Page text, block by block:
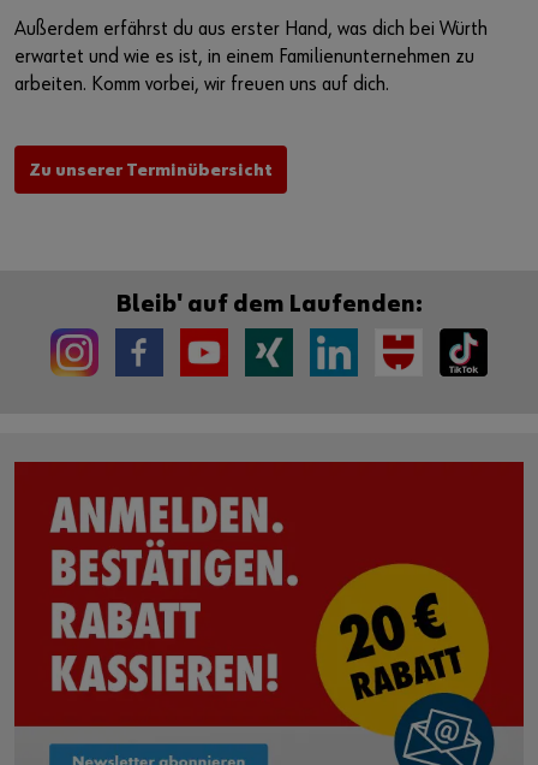
Außerdem erfährst du aus erster Hand, was dich bei Würth
erwartet und wie es ist, in einem Familienunternehmen zu
arbeiten. Komm vorbei, wir freuen uns auf dich.
Zu unserer Terminübersicht
Bleib' auf dem Laufenden: